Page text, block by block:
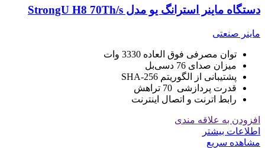
دستگاه ماینر استرانگ یو مدل StrongU H8 70Th/s
ماینر صنعتی
توان مصرفی فوق العاده 3330 وات
میزان صدای 76 دسی‌بل
پشتیبانی از الگوریتم SHA-256
قدرت پردازشی 70 تراهش
رابط اترنت و اتصال اینترنت
افزودن به علاقه مندی
اطلاعات بیشتر
مشاهده سریع